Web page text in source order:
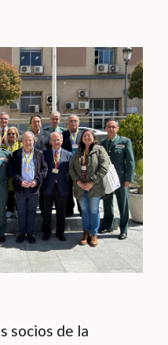
socios de la